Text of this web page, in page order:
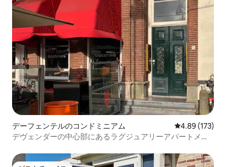
デーフェンテルのコンドミニアム レビュー173
4.89 (173)
デヴェンダーの中心部にあるラグジュアリーアパートメン